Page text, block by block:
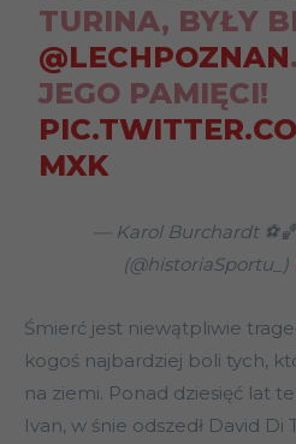
TURINA, BYŁY
@LECHPOZNAN
JEGO PAMIĘCI!
MXK
— Karol Burchardt
(@historiaSportu_)
Śmierć jest niewątpliwie
kogoś najbardziej boli tych,
na ziemi. Ponad dziesięć lat
Ivan, w śnie odszedł David Di